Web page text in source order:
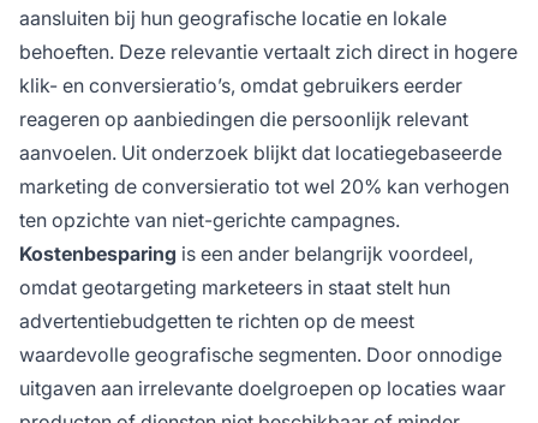
aansluiten bij hun geografische locatie en lokale
behoeften. Deze relevantie vertaalt zich direct in hogere
klik- en conversieratio’s, omdat gebruikers eerder
reageren op aanbiedingen die persoonlijk relevant
aanvoelen. Uit onderzoek blijkt dat locatiegebaseerde
marketing de conversieratio tot wel 20% kan verhogen
ten opzichte van niet-gerichte campagnes.
Kostenbesparing is een ander belangrijk voordeel,
omdat geotargeting marketeers in staat stelt hun
advertentiebudgetten te richten op de meest
waardevolle geografische segmenten. Door onnodige
uitgaven aan irrelevante doelgroepen op locaties waar